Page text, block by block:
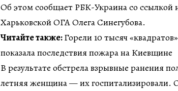
Об этом сообщает РБК-Украина со ссылкой
Харьковской ОГА Олега Синегубова.
Читайте также:Горели 10 тысяч
показала последствия пожара на Киевщине
В результате обстрела взрывные ранения
летняя женщина — их госпитализировали.